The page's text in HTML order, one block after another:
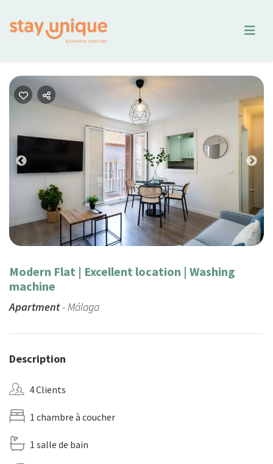
Modern Flat | Excellent location | Washing
machine
Apartment- Málaga
Description
4 Clients
1 chambre à coucher
1 salle de bain